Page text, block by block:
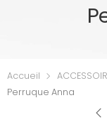
Accueil
Perruque Anna